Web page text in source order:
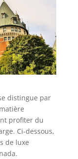
distingue par
profiter du
Ci-dessous,
de luxe